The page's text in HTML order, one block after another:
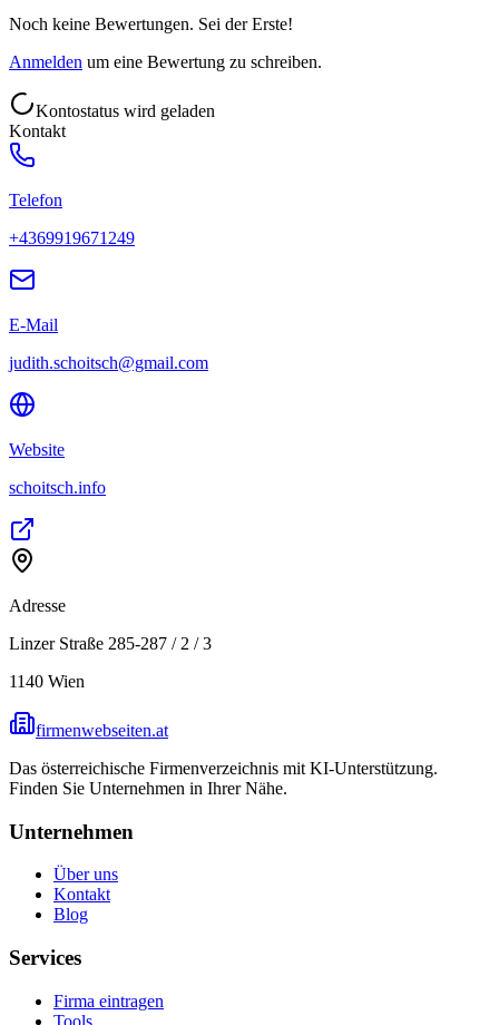
Noch keine Bewertungen. Sei der Erste!
Anmelden um eine Bewertung zu schreiben.
Kontostatus wird geladen
Kontakt
Telefon
+4369919671249
E-Mail
judith.schoitsch@gmail.com
Website
schoitsch.info
Adresse
Linzer Straße 285-287 / 2 / 3
1140 Wien
firmenwebseiten.at
Das österreichische Firmenverzeichnis mit KI-Unterstützung.
Finden Sie Unternehmen in Ihrer Nähe.
Unternehmen
Über uns
Kontakt
Blog
Services
Firma eintragen
Tools